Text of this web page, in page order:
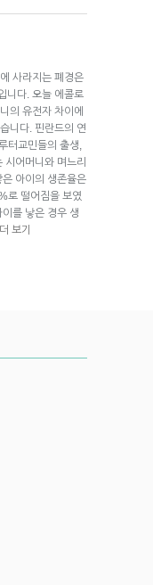
사라지는 폐경은
니다. 오늘 에콜로
의 유전자 차이에
니다. 핀란드의 연
터교민들의 출생,
시어머니와 며느리
아이의 생존율은
로 떨어짐을 보였
를 낳은 경우 생
더 보기